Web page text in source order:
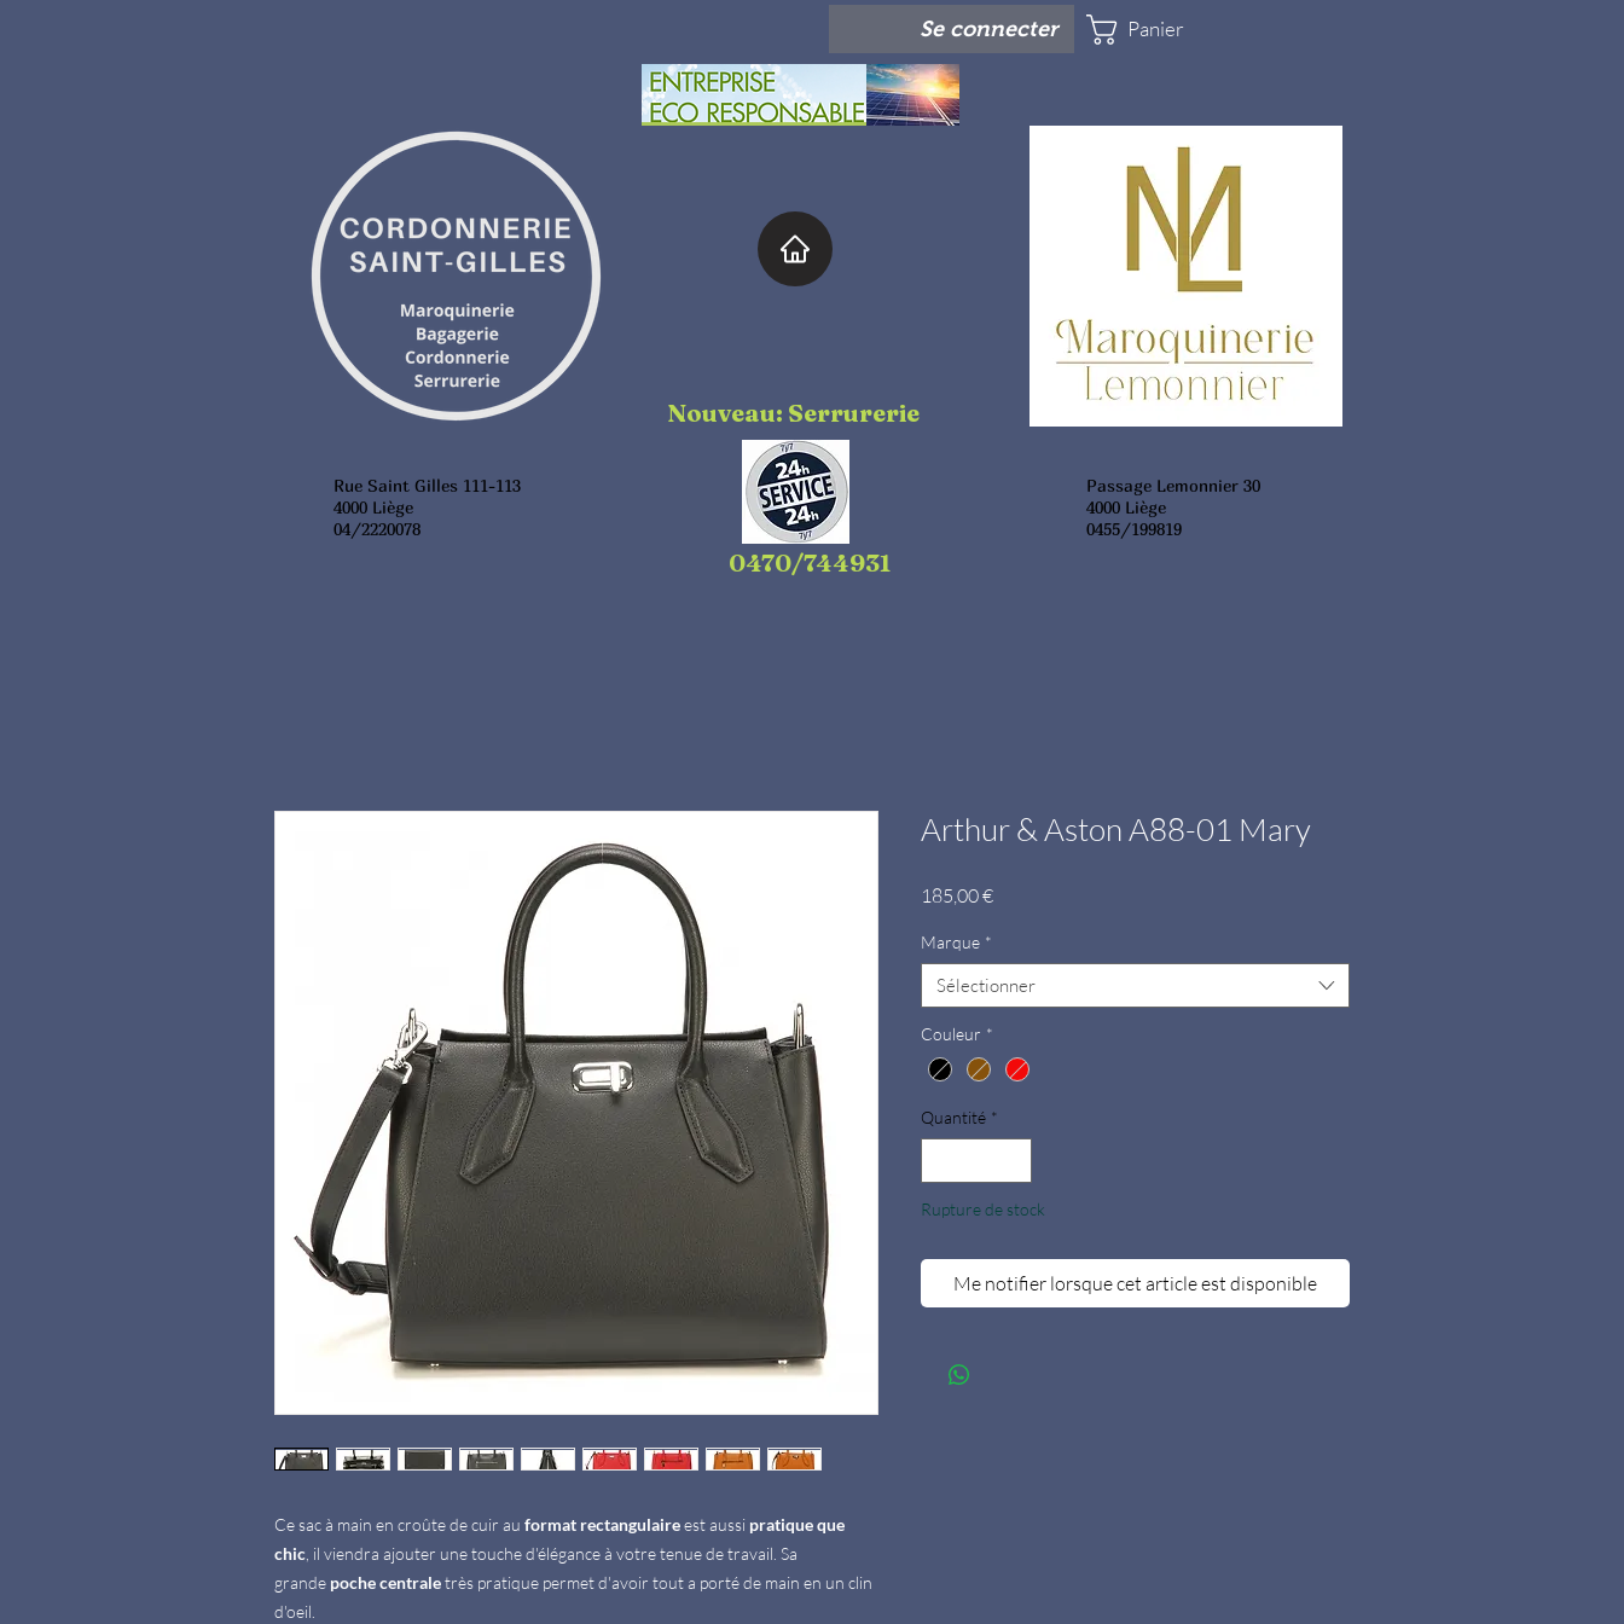
Rue Saint Gilles 111-113
4000 Liège
04/2220078
Se connecter Panier
Nouveau: Serrurerie
Passage Lemonnier 30
4000 Liège
0455/199819
0470/744931
Ce sac à main en croûte de cuir au format rectangulaireest aussi pratique que
chic , il viendra ajouter une touche d'élégance à votre tenue de travail. Sa
grande poche centraletrès pratique permet d'avoir tout a porté de main en un clin
d'oeil.
Arthur & Aston A88-01 Mary
185,00 €Prix
Marque *
Sélectionner
Couleur *
Quantité *
Rupture de stock
Me notifier lorsque cet article est disponible